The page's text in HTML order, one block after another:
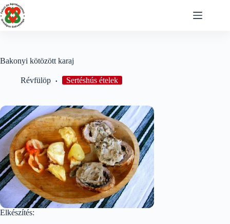
Skip
to
content
Bakonyi kötözött karaj
Révfülöp Sertéshús ételek
Elkészítés: